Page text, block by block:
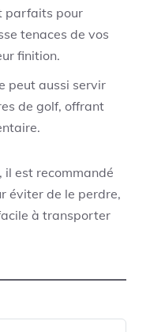
parfaits pour
tenaces de vos
finition.
peut aussi servir
de golf, offrant
il est recommandé
éviter de le perdre,
à transporter